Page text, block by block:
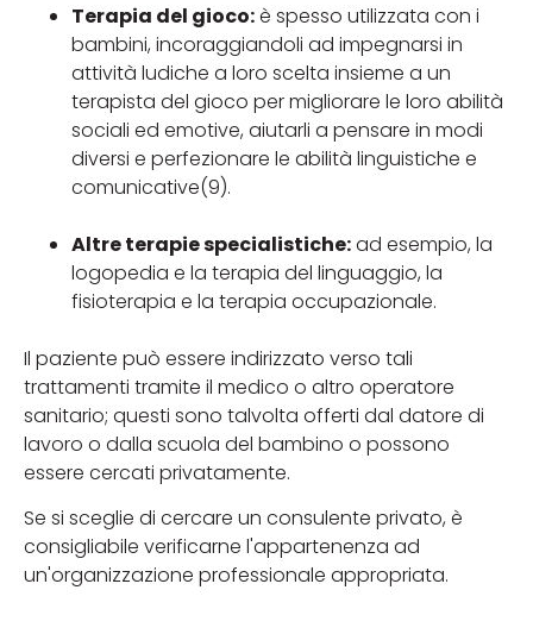
Terapia del gioco:è spesso utilizzata con i
bambini, incoraggiandoli ad impegnarsi in
attività ludiche a loro scelta insieme a un
terapista del gioco per migliorare le loro abilità
sociali ed emotive, aiutarli a pensare in modi
diversi e perfezionare le abilità linguistiche e
comunicative(9).
Altre terapie specialistiche:ad esempio, la
logopedia e la terapia del linguaggio, la
fisioterapia e la terapia occupazionale.
Il paziente può essere indirizzato verso tali
trattamenti tramite il medico o altro operatore
sanitario; questi sono talvolta offerti dal datore di
lavoro o dalla scuola del bambino o possono
essere cercati privatamente.
Se si sceglie di cercare un consulente privato, è
consigliabile verificarne l'appartenenza ad
un'organizzazione professionale appropriata.